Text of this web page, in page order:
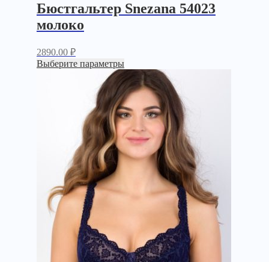
Бюстгальтер Snezana 54023
молоко
2890.00 ₽
Выберите параметры